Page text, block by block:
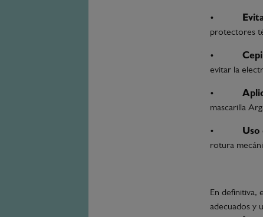
•
protectores
•
evitar la
•
mascarilla
• Uso
rotura
En definitiva,
adecuados y